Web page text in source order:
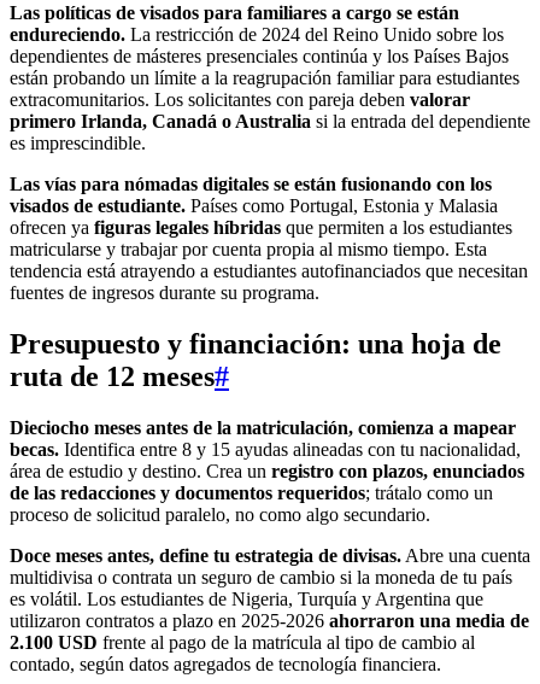
Las políticas de visados para familiares a cargo se están
endureciendo. La restricción de 2024 del Reino Unido sobre los
dependientes de másteres presenciales continúa y los Países Bajos
están probando un límite a la reagrupación familiar para estudiantes
extracomunitarios. Los solicitantes con pareja deben valorar
primero Irlanda, Canadá o Australia si la entrada del dependiente
es imprescindible.
Las vías para nómadas digitales se están fusionando con los
visados de estudiante. Países como Portugal, Estonia y Malasia
ofrecen ya figuras legales híbridas que permiten a los estudiantes
matricularse y trabajar por cuenta propia al mismo tiempo. Esta
tendencia está atrayendo a estudiantes autofinanciados que necesitan
fuentes de ingresos durante su programa.
Presupuesto y financiación: una hoja de
ruta de 12 meses#
Dieciocho meses antes de la matriculación, comienza a mapear
becas. Identifica entre 8 y 15 ayudas alineadas con tu nacionalidad,
área de estudio y destino. Crea un registro con plazos, enunciados
de las redacciones y documentos requeridos; trátalo como un
proceso de solicitud paralelo, no como algo secundario.
Doce meses antes, define tu estrategia de divisas. Abre una cuenta
multidivisa o contrata un seguro de cambio si la moneda de tu país
es volátil. Los estudiantes de Nigeria, Turquía y Argentina que
utilizaron contratos a plazo en 2025-2026 ahorraron una media de
2.100 USD frente al pago de la matrícula al tipo de cambio al
contado, según datos agregados de tecnología financiera.